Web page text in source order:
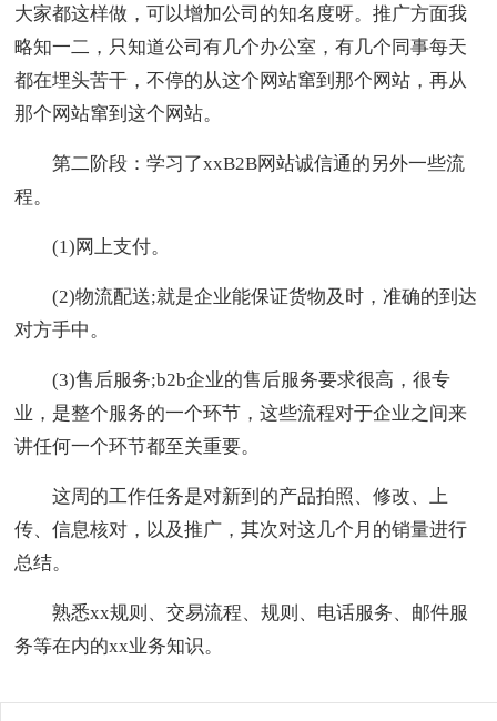
大家都这样做，可以增加公司的知名度呀。推广方面我
略知一二，只知道公司有几个办公室，有几个同事每天
都在埋头苦干，不停的从这个网站窜到那个网站，再从
那个网站窜到这个网站。
第二阶段：学习了xxB2B网站诚信通的另外一些流
程。
(1)网上支付。
(2)物流配送;就是企业能保证货物及时，准确的到达
对方手中。
(3)售后服务;b2b企业的售后服务要求很高，很专
业，是整个服务的一个环节，这些流程对于企业之间来
讲任何一个环节都至关重要。
这周的工作任务是对新到的产品拍照、修改、上
传、信息核对，以及推广，其次对这几个月的销量进行
总结。
熟悉xx规则、交易流程、规则、电话服务、邮件服
务等在内的xx业务知识。